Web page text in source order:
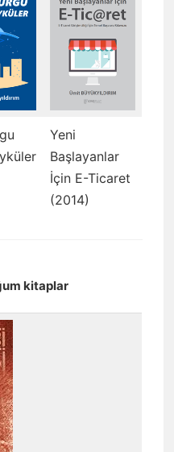
Yeni
Başlayanlar
İçin E-Ticaret
(2014)
kitaplar